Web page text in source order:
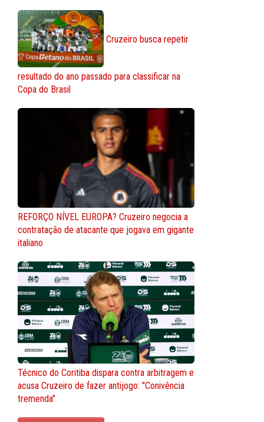
Cruzeiro busca repetir
resultado do ano passado para classificar na
Copa do Brasil
REFORÇO NÍVEL EUROPA? Cruzeiro negocia a
contratação de atacante que jogava em gigante
italiano
Técnico do Coritiba dispara contra arbitragem e
acusa Cruzeiro de fazer antijogo: "Conivência
tremenda"